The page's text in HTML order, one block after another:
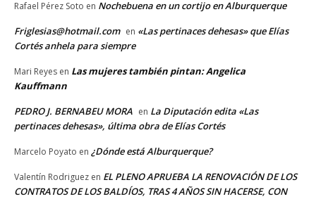
Rafael Pérez Soto en Nochebuena en un cortijo en Alburquerque
Friglesias@hotmail.com en «Las pertinaces dehesas» que Elías
Cortés anhela para siempre
Mari Reyes en Las mujeres también pintan: Angelica
Kauffmann
PEDRO J. BERNABEU MORA en La Diputación edita «Las
pertinaces dehesas», última obra de Elías Cortés
Marcelo Poyato en ¿Dónde está Alburquerque?
Valentín Rodriguez en EL PLENO APRUEBA LA RENOVACIÓN DE LOS
CONTRATOS DE LOS BALDÍOS, TRAS 4 AÑOS SIN HACERSE, CON